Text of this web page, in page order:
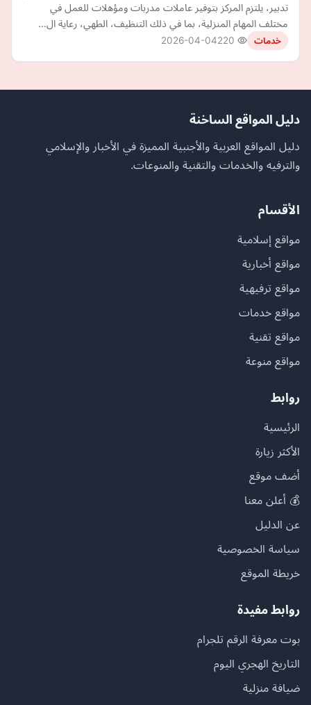
تدبير، يلتزم المركز بتوفير عاملات مدربات ومؤهلات للعمل في
مختلف المهام المنزلية، بما في ذلك التنظيف، الطهي، رعاية ال…
خدمات 2026-04-04
دليل المواقع الساخنة
دليل المواقع العربية والأجنبية المميزة في الأخبار والإسلامي
والترفيه والخدمات والتقنية والمنوعات.
الأقسام
مواقع إسلامية
مواقع أخبارية
مواقع ترفيهية
مواقع خدمات
مواقع تقنية
مواقع منوعة
روابط
الرئيسية
الأكثر زيارة
أضف موقع
💰 أعلن معنا
عن الدليل
سياسة الخصوصية
خريطة الموقع
روابط مفيدة
بوت معرفة الرقم تلجرام
التاريخ الهجري اليوم
ضيافة منزلية